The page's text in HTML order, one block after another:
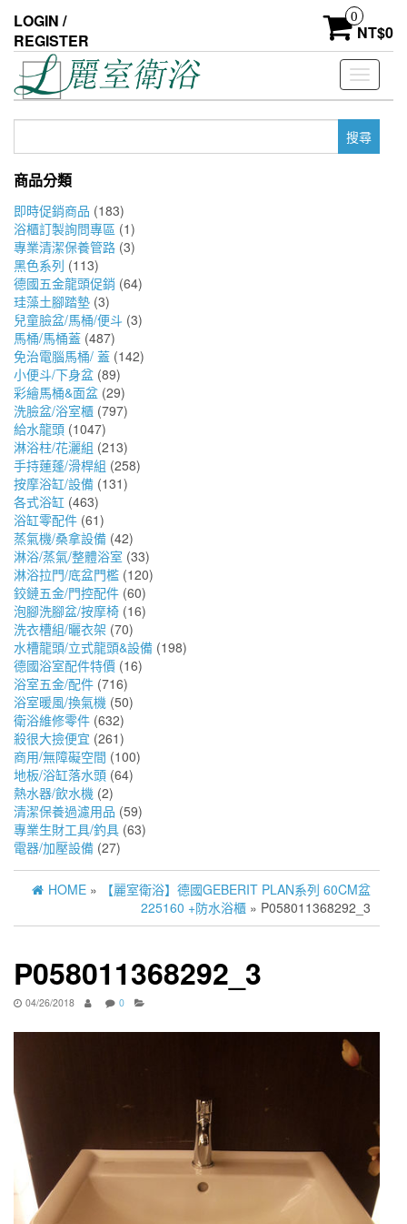
the
content
LOGIN /
REGISTER
0
NT$0
Toggle
鍵
商品分類
即時促銷商品 (183)
浴櫃訂製詢問專區 (1)
專業清潔保養管路 (3)
黑色系列 (113)
德國五金龍頭促銷 (64)
珪藻土腳踏墊 (3)
兒童臉盆/馬桶/便斗 (3)
馬桶/馬桶蓋 (487)
免治電腦馬桶/ 蓋 (142)
小便斗/下身盆 (89)
彩繪馬桶&面盆 (29)
洗臉盆/浴室櫃 (797)
給水龍頭 (1047)
淋浴柱/花灑組 (213)
手持蓮蓬/滑桿組 (258)
按摩浴缸/設備 (131)
各式浴缸 (463)
浴缸零配件 (61)
蒸氣機/桑拿設備 (42)
淋浴/蒸氣/整體浴室 (33)
淋浴拉門/底盆門檻 (120)
鉸鏈五金/門控配件 (60)
泡腳洗腳盆/按摩椅 (16)
洗衣槽組/曬衣架 (70)
水槽龍頭/立式龍頭&設備 (198)
德國浴室配件特價 (16)
浴室五金/配件 (716)
浴室暖風/換氣機 (50)
衛浴維修零件 (632)
殺很大撿便宜 (261)
商用/無障礙空間 (100)
地板/浴缸落水頭 (64)
熱水器/飲水機 (2)
清潔保養過濾用品 (59)
專業生財工具/釣具 (63)
電器/加壓設備 (27)
HOME »
【麗室衛浴】德國GEBERIT PLAN系列 60CM盆
225160 +防水浴櫃 » P058011368292_3
P058011368292_3
04/26/2018 0